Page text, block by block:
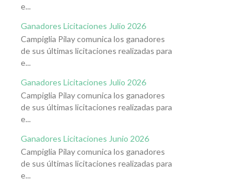
e...
Ganadores Licitaciones Julio 2026
Campiglia Pilay comunica los ganadores
de sus últimas licitaciones realizadas para
e...
Ganadores Licitaciones Julio 2026
Campiglia Pilay comunica los ganadores
de sus últimas licitaciones realizadas para
e...
Ganadores Licitaciones Junio 2026
Campiglia Pilay comunica los ganadores
de sus últimas licitaciones realizadas para
e...